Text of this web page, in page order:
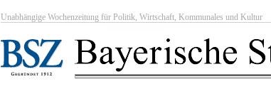
Unabhängige Wochenzeitung für Politik, Wirtschaft, Kommunales und Kultur